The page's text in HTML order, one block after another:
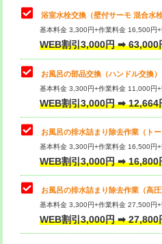
理・調整・分解・加工など（中作
止水・漏水調査・防水処理・清
理・調整・分解・加工など（重
トイレタンク脱着
トイレ便器脱着
タンクレストイレ脱着
小便器トイレ脱着
その他部品の脱着
交換・取付（タンク）
浴室水栓交換（壁付サーモ 混合水栓
基本料金 3,300円+作業料金 16,500円
WEB割引3,000円 ➡ 63,000
お風呂の部品交換（ハンドル交換）
基本料金 3,300円+作業料金 11,000円
WEB割引3,000円 ➡ 12,664
お風呂の排水詰まり除去作業（トー
基本料金 3,300円+作業料金 16,500円
WEB割引3,000円 ➡ 16,800
お風呂の排水詰まり除去作業（高圧
基本料金 3,300円+作業料金 27,500円
WEB割引3,000円 ➡ 27,800